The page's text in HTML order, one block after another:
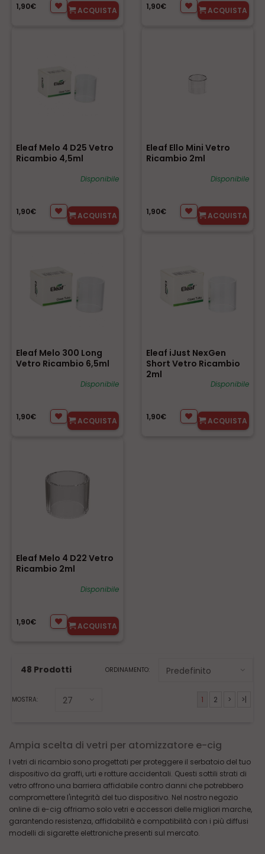
1,90€ ACQUISTA 1,90€ ACQUISTA
Eleaf Melo 4 D25 Vetro
Ricambio 4,5ml
Disponibile
1,90€ ACQUISTA
Eleaf Ello Mini Vetro
Ricambio 2ml
Disponibile
1,90€ ACQUISTA
Eleaf Melo 300 Long
Vetro Ricambio 6,5ml
Disponibile
1,90€ ACQUISTA
Eleaf iJust NexGen
Short Vetro Ricambio
2ml
Disponibile
1,90€ ACQUISTA
Eleaf Melo 4 D22 Vetro
Ricambio 2ml
Disponibile
1,90€ ACQUISTA
48 Prodotti ORDINAMENTO:
MOSTRA: 1 2 > >|
Ampia scelta di vetri per atomizzatore e-cig
I vetri di ricambio sono progettati per proteggere il serbatoio del tuo
dispositivo da graffi, urti e rotture accidentali. Questi sottili strati di
vetro offrono una barriera affidabile contro danni che potrebbero
compromettere l'integrità del tuo dispositivo. Nel nostro negozio
online di e-cig offriamo solo vetri e accessori delle migliori marche,
garantendo resistenza, affidabilità e compatibilità con i più diffusi
modelli di sigarette elettroniche presenti sul mercato.